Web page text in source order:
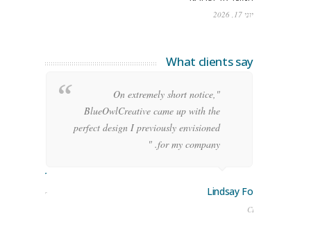
יוני 17, 2026
What clients say
"On extremely short notice,
BlueOwlCreative came up with the
perfect design I previously envisioned
for my company. "
Lindsay Ford
CEO
Stoner
Manager